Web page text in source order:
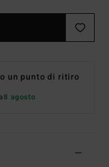
un punto di ritiro
8 agosto